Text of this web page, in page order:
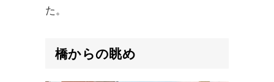
た。
橋からの眺め